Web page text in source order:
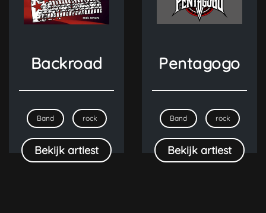
Backroad
Band rock
Bekijk artiest
Pentagogo
Band rock
Bekijk artiest